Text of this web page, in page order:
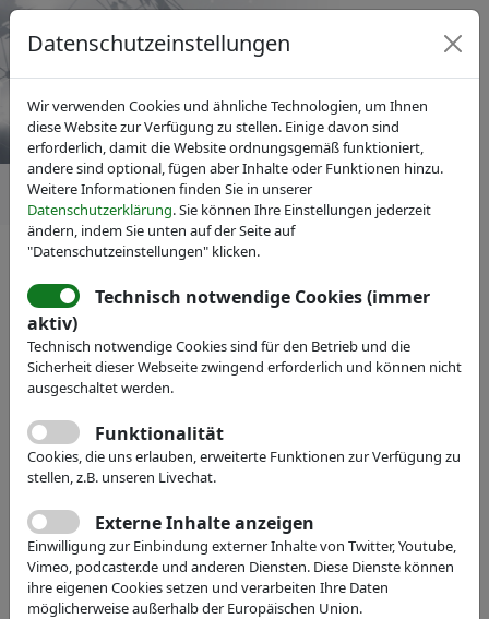
News
Datenschutzeinstellungen
Wir verwenden Cookies und ähnliche Technologien, um Ihnen
diese Website zur Verfügung zu stellen. Einige davon sind
erforderlich, damit die Website ordnungsgemäß funktioniert,
andere sind optional, fügen aber Inhalte oder Funktionen hinzu.
Weitere Informationen finden Sie in unserer
Datenschutzerklärung. Sie können Ihre Einstellungen jederzeit
ändern, indem Sie unten auf der Seite auf
"Datenschutzeinstellungen" klicken.
Technisch notwendige Cookies (immer
aktiv)
Technisch notwendige Cookies sind für den Betrieb und die
Sicherheit dieser Webseite zwingend erforderlich und können nicht
ausgeschaltet werden.
Funktionalität
Cookies, die uns erlauben, erweiterte Funktionen zur Verfügung zu
stellen, z.B. unseren Livechat.
Externe Inhalte anzeigen
Einwilligung zur Einbindung externer Inhalte von Twitter, Youtube,
Vimeo, podcaster.de und anderen Diensten. Diese Dienste können
ihre eigenen Cookies setzen und verarbeiten Ihre Daten
möglicherweise außerhalb der Europäischen Union.